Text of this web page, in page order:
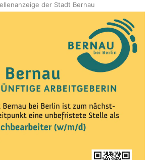
der Stadt Bernau